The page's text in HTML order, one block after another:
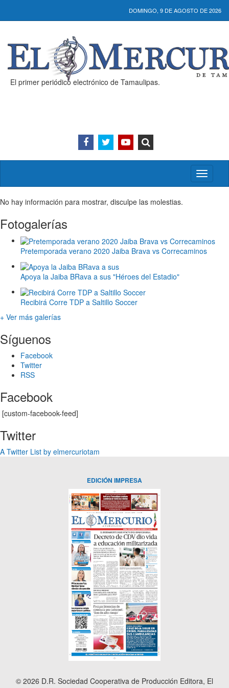
DOMINGO, 9 DE AGOSTO DE 2026
El primer periódico electrónico de Tamaulipas.
Activar/
menú
No hay información para mostrar, disculpe las molestias.
Fotogalerías
Pretemporada verano 2020 Jaiba Brava vs Correcaminos
Apoya la Jaiba BRava a sus "Héroes del Estadio"
Recibirá Corre TDP a Saltillo Soccer
+ Ver más galerías
Síguenos
Facebook
Twitter
RSS
Facebook
[custom-facebook-feed]
Twitter
A Twitter List by elmercuriotam
EDICIÓN IMPRESA
© 2026 D.R. Sociedad Cooperativa de Producción Editora, El